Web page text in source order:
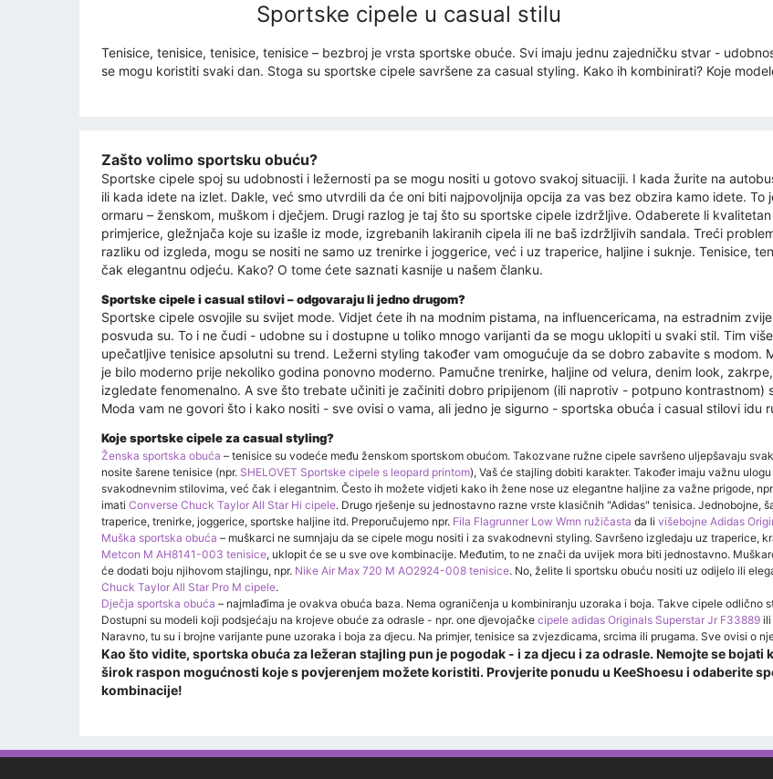
Sportske cipele u casual stilu
Tenisice, tenisice, tenisice, tenisice – bezbroj je vrsta sportske obuće. Svi imaju jednu zajedničku stvar -
se mogu koristiti svaki dan. Stoga su sportske cipele savršene za casual styling. Kako ih kombinirati? Koje
Zašto volimo sportsku obuću?
Sportske cipele spoj su udobnosti i ležernosti pa se mogu nositi u gotovo svakoj situaciji. I kada žurite na
ili kada idete na izlet. Dakle, već smo utvrdili da će oni biti najpovoljnija opcija za vas bez obzira kamo idete.
ormaru – ženskom, muškom i dječjem. Drugi razlog je taj što su sportske cipele izdržljive. Odaberete li
primjerice, gležnjača koje su izašle iz mode, izgrebanih lakiranih cipela ili ne baš izdržljivih sandala. Treći
razliku od izgleda, mogu se nositi ne samo uz trenirke i joggerice, već i uz traperice, haljine i suknje. Tenisice,
čak elegantnu odjeću. Kako? O tome ćete saznati kasnije u našem članku.
Sportske cipele i casual stilovi – odgovaraju li jedno drugom?
Sportske cipele osvojile su svijet mode. Vidjet ćete ih na modnim pistama, na influencericama, na estradnim
posvuda su. To i ne čudi - udobne su i dostupne u toliko mnogo varijanti da se mogu uklopiti u svaki stil. Tim
upečatljive tenisice apsolutni su trend. Ležerni styling također vam omogućuje da se dobro zabavite s modom.
je bilo moderno prije nekoliko godina ponovno moderno. Pamučne trenirke, haljine od velura, denim look,
izgledate fenomenalno. A sve što trebate učiniti je začiniti dobro pripijenom (ili naprotiv - potpuno
Moda vam ne govori što i kako nositi - sve ovisi o vama, ali jedno je sigurno - sportska obuća i casual stilovi idu
Koje sportske cipele za casual styling?
Ženska sportska obuća – tenisice su vodeće među ženskom sportskom obućom. Takozvane ružne cipele savršeno uljepšavaju
nosite šarene tenisice (npr. SHELOVET Sportske cipele s leopard printom), Vaš će stajling dobiti karakter. Također imaju važnu
svakodnevnim stilovima, već čak i elegantnim. Često ih možete vidjeti kako ih žene nose uz elegantne haljine za važne prigode,
imati Converse Chuck Taylor All Star Hi cipele. Drugo rješenje su jednostavno razne vrste klasičnih "Adidas" tenisica. Jednobojne,
traperice, trenirke, joggerice, sportske haljine itd. Preporučujemo npr. Fila Flagrunner Low Wmn ružičasta da li višebojne Adidas
Muška sportska obuća – muškarci ne sumnjaju da se cipele mogu nositi i za svakodnevni styling. Savršeno izgledaju uz traperice,
Metcon M AH8141-003 tenisice, uklopit će se u sve ove kombinacije. Međutim, to ne znači da uvijek mora biti jednostavno.
će dodati boju njihovom stajlingu, npr. Nike Air Max 720 M AO2924-008 tenisice. No, želite li sportsku obuću nositi uz odijelo ili
Chuck Taylor All Star Pro M cipele.
Dječja sportska obuća – najmlađima je ovakva obuća baza. Nema ograničenja u kombiniranju uzoraka i boja. Takve cipele odlično
Dostupni su modeli koji podsjećaju na krojeve obuće za odrasle - npr. one djevojačke cipele adidas Originals Superstar Jr F33889 ili
Naravno, tu su i brojne varijante pune uzoraka i boja za djecu. Na primjer, tenisice sa zvjezdicama, srcima ili prugama. Sve ovisi o
Kao što vidite, sportska obuća za ležeran stajling pun je pogodak - i za djecu i za odrasle. Nemojte se
širok raspon mogućnosti koje s povjerenjem možete koristiti. Provjerite ponudu u KeeShoesu i odaberite
kombinacije!